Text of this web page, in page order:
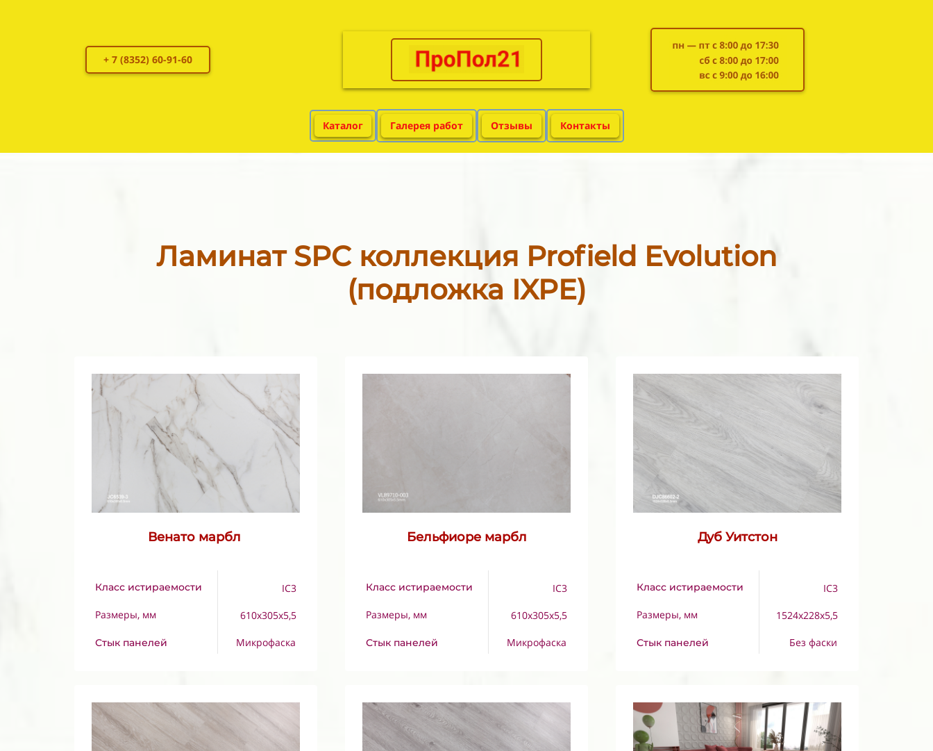
+ 7 (8352) 60-91-60
Каталог Галерея работ Отзывы Контакты
Ламинат SPC коллекция Profield Evolution
(подложка IXPE)
Венато марбл
Класс истираемости
Размеры, мм
Стык панелей
IC3
610x305x5,5
Микрофаска
Бельфиоре марбл
Класс истираемости
Размеры, мм
Стык панелей
IC3
610x305x5,5
Микрофаска
Дуб Уитстон
Класс истираемости
Размеры, мм
Стык панелей
IC3
1524x228x5,5
Без фаски